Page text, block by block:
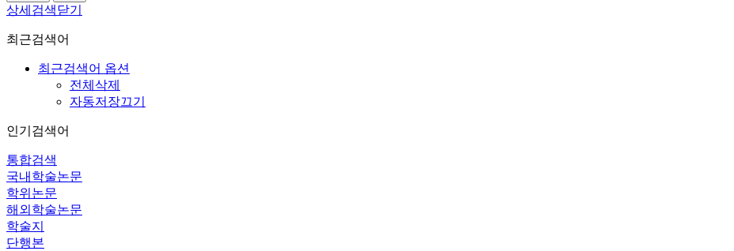
상세검색닫기
최근검색어
최근검색어 옵션
전체삭제
자동저장끄기
인기검색어
통합검색
국내학술논문
학위논문
해외학술논문
학술지
단행본